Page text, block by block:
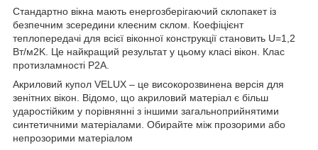
Стандартно вікна мають енергозберігаючий склопакет із
безпечним зсередини клеєним склом. Коефіцієнт
теплопередачі для всієї віконної конструкції становить U=1,2
Вт/м2K. Це найкращий результат у цьому класі вікон. Клас
протизламності P2A.
Акриловий купол VELUX – це високорозвинена версія для
зенітних вікон. Відомо, що акриловий матеріал є більш
ударостійким у порівнянні з іншими загальноприйнятими
синтетичними матеріалами. Обирайте між прозорими або
непрозорими матеріалом